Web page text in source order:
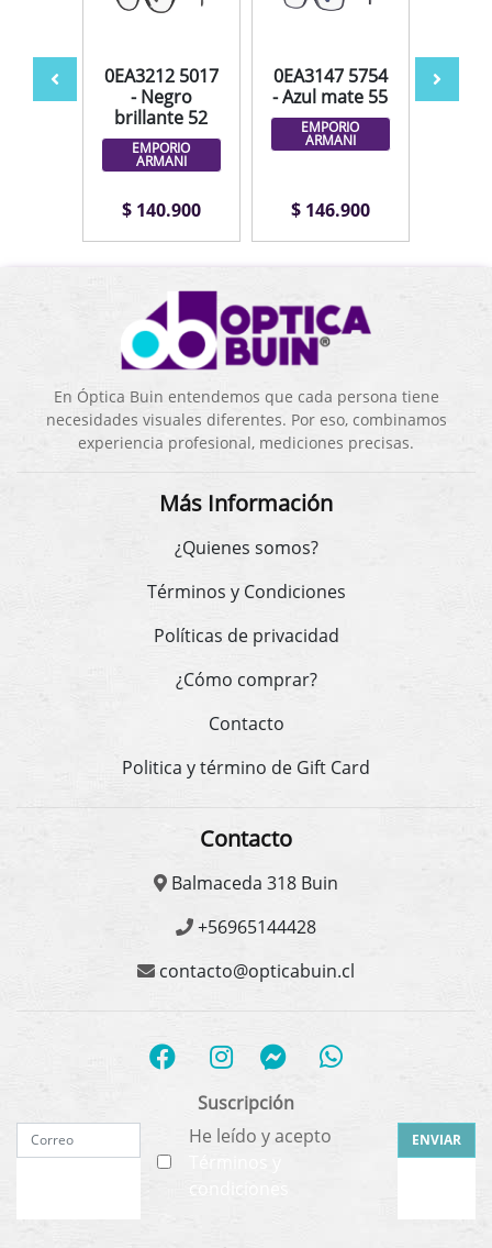
0EA3212 5017
- Negro
brillante 52
EMPORIO
ARMANI
$ 140.900
0EA3147 5754
- Azul mate 55
EMPORIO
ARMANI
$ 146.900
En Óptica Buin entendemos que cada persona tiene
necesidades visuales diferentes. Por eso, combinamos
experiencia profesional, mediciones precisas.
Más Información
¿Quienes somos?
Términos y Condiciones
Políticas de privacidad
¿Cómo comprar?
Contacto
Politica y término de Gift Card
Contacto
Balmaceda 318 Buin
+56965144428
contacto@opticabuin.cl
Suscripción
He leído y acepto
condiciones
ENVIAR